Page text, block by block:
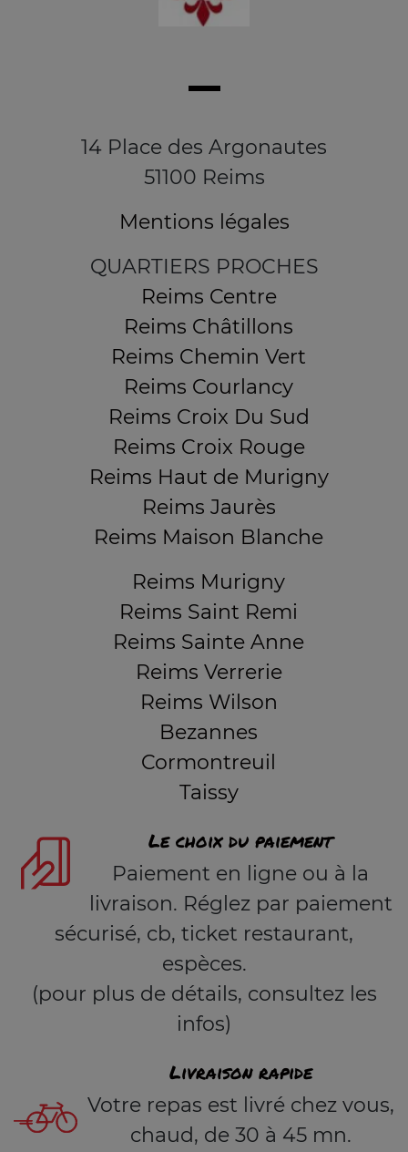
14 Place des Argonautes
51100 Reims
Mentions légales
QUARTIERS PROCHES
Reims Centre
Reims Châtillons
Reims Chemin Vert
Reims Courlancy
Reims Croix Du Sud
Reims Croix Rouge
Reims Haut de Murigny
Reims Jaurès
Reims Maison Blanche
Reims Murigny
Reims Saint Remi
Reims Sainte Anne
Reims Verrerie
Reims Wilson
Bezannes
Cormontreuil
Taissy
Le choix du paiement
Paiement en ligne ou à la
livraison. Réglez par paiement
sécurisé, cb, ticket restaurant,
espèces.
(pour plus de détails, consultez les
infos)
Livraison rapide
Votre repas est livré chez vous,
chaud, de 30 à 45 mn.